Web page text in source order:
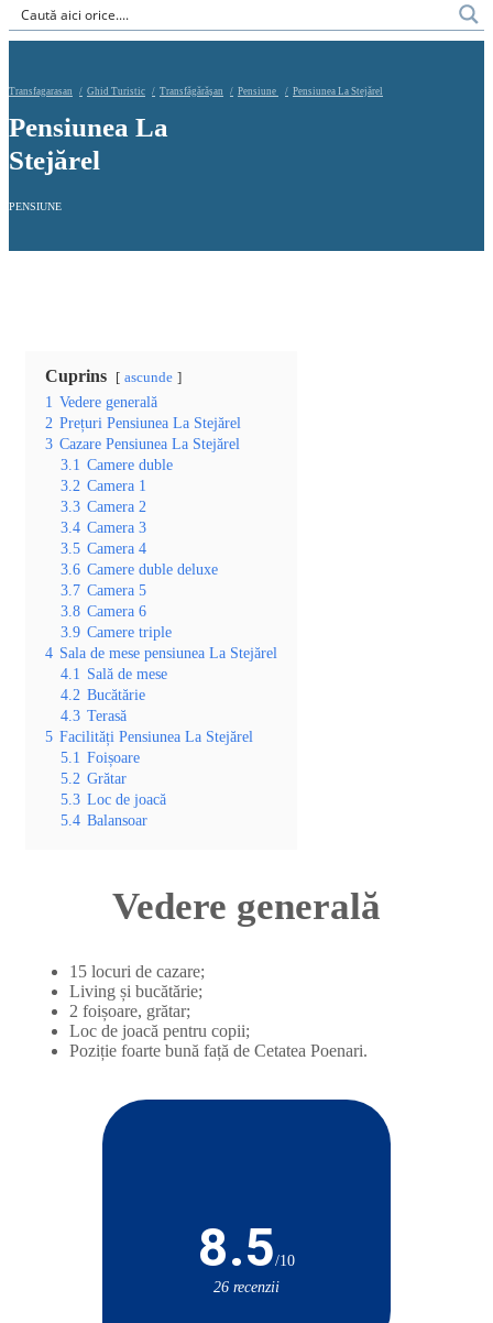
Transfagarasan Ghid Turistic Transfăgărășan Pensiune Pensiunea La Stejărel
Pensiunea La
Stejărel
PENSIUNE
Cuprins ascunde
1 Vedere generală
2 Prețuri Pensiunea La Stejărel
3 Cazare Pensiunea La Stejărel
3.1 Camere duble
3.2 Camera 1
3.3 Camera 2
3.4 Camera 3
3.5 Camera 4
3.6 Camere duble deluxe
3.7 Camera 5
3.8 Camera 6
3.9 Camere triple
4 Sala de mese pensiunea La Stejărel
4.1 Sală de mese
4.2 Bucătărie
4.3 Terasă
5 Facilități Pensiunea La Stejărel
5.1 Foișoare
5.2 Grătar
5.3 Loc de joacă
5.4 Balansoar
Vedere generală
15 locuri de cazare;
Living și bucătărie;
2 foișoare, grătar;
Loc de joacă pentru copii;
Poziție foarte bună față de Cetatea Poenari.
8.5/10
26 recenzii